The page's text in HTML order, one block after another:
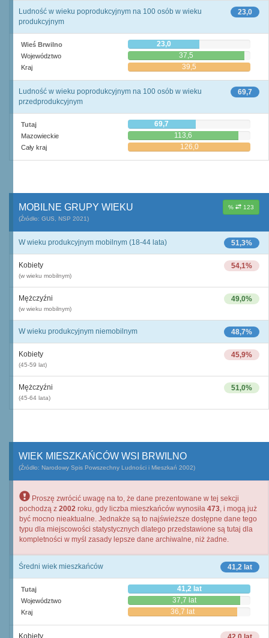
23,0
Ludność w wieku poprodukcyjnym na 100 osób w wieku
produkcyjnym
Wieś Brwilno 23,0
Województwo 37,5
Kraj 39,5
69,7
Ludność w wieku poprodukcyjnym na 100 osób w wieku
przedprodukcyjnym
Tutaj 69,7
Mazowieckie 113,6
Cały kraj 126,0
% 123
MOBILNE GRUPY WIEKU
(Źródło: GUS, NSP 2021)
51,3%
W wieku produkcyjnym mobilnym (18-44 lata)
54,1%
Kobiety
(w wieku mobilnym)
49,0%
Mężczyźni
(w wieku mobilnym)
48,7%
W wieku produkcyjnym niemobilnym
45,9%
Kobiety
(45-59 lat)
51,0%
Mężczyźni
(45-64 lata)
WIEK MIESZKAŃCÓW WSI BRWILNO
(Źródło: Narodowy Spis Powszechny Ludności i Mieszkań 2002)
Proszę zwrócić uwagę na to, że dane prezentowane w tej sekcji
pochodzą z 2002 roku, gdy liczba mieszkańców wynosiła 473, i mogą już
być mocno nieaktualne. Jednakże są to najświeższe dostępne dane tego
typu dla miejscowości statystycznych dlatego przedstawione są tutaj dla
kompletności w myśl zasady lepsze dane archiwalne, niż żadne.
41,2 lat
Średni wiek mieszkańców
Tutaj 41,2 lat
Województwo 37,7 lat
Kraj 36,7 lat
Kobiety